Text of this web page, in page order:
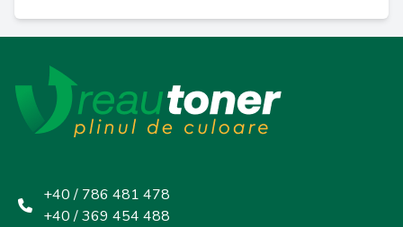
+40 / 786 481 478
+40 / 369 454 488